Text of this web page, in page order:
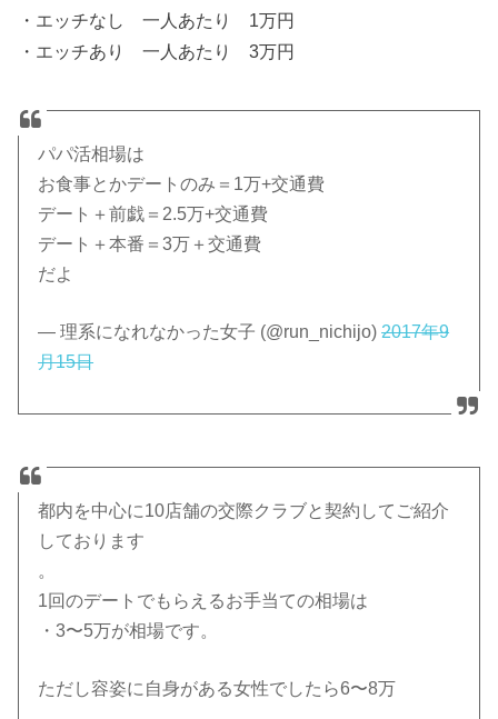
・エッチなし 一人あたり 1万円
・エッチあり 一人あたり 3万円
パパ活相場は
お食事とかデートのみ＝1万+交通費
デート＋前戯＝2.5万+交通費
デート＋本番＝3万＋交通費
だよ
— 理系になれなかった女子 (@run_nichijo)2017年9
月15日
都内を中心に10店舗の交際クラブと契約してご紹介
しております
。
1回のデートでもらえるお手当ての相場は
・3〜5万が相場です。
ただし容姿に自身がある女性でしたら6〜8万